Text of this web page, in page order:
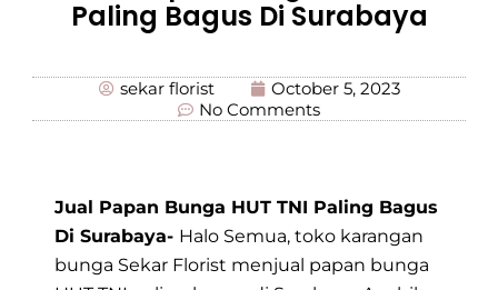
Paling Bagus Di Surabaya
sekar florist
October 5, 2023
No Comments
Jual Papan Bunga HUT TNI Paling Bagus
Di Surabaya- Halo Semua, toko karangan
bunga Sekar Florist menjual papan bunga